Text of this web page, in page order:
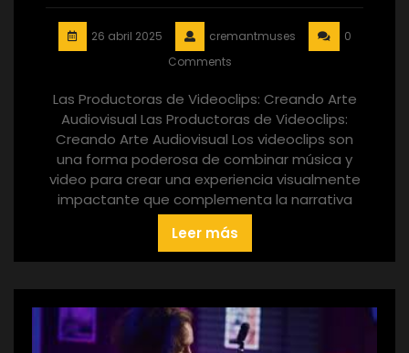
26 abril 2025 cremantmuses
0
Comments
Las Productoras de Videoclips: Creando Arte
Audiovisual Las Productoras de Videoclips:
Creando Arte Audiovisual Los videoclips son
una forma poderosa de combinar música y
video para crear una experiencia visualmente
impactante que complementa la narrativa
Leer más